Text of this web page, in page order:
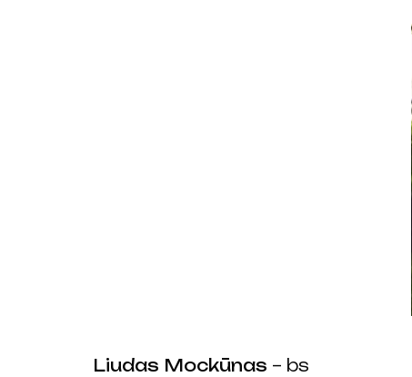
Liudas Mockūnas – bs